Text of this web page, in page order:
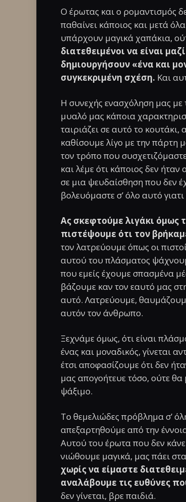
Ο έρωτας και ο ρομαντισμός
παθαίνει κάποιος και μετά
υπάρχουν μαγικά χαπάκια,
διατεθειμένοι να είναι
δημιουργήσουν «ένα και
συγκεκριμένη σχέση. Και
Η συνεχής ενασχόληση μας με
μυαλό μας κάποια
ταιριάζει σε αυτό το
καθίσουμε λίγο με την πάρτη
τον τρόπο που
και λέμε ότι κάποιος δεν
σε μια ψευδαίσθηση που δεν
βολευόμαστε σ’ όλο αυτό
Ας σκεφτούμε λιγάκι όμως
πιστέψουμε ότι τον
τον λατρεύουμε όπως οι
αυτού του πλάσματος
που εμείς έχουμε σπασμένα
βάζουμε καν τον εαυτό μας
αυτό. Λατρεύουμε,
αυτόν τον άνθρωπο.
Ξεχνάμε όμως, ότι είναι
ένας και μοναδικός, γίνεται
έτσι αποφασίζουμε ότι δεν
μας απογοήτευε τόσο, ούτε θα
ψάξιμο.
Το θεμελιώδες πρόβλημα σ’
απεξαρτηθούμε από την
Αυτού του έρωτα που δεν
νιώθουμε μαγικά, μας πάει
χωρίς να είμαστε
αναλάβουμε τις ευθύνες
δεν γίνεται, βρε παιδιά.